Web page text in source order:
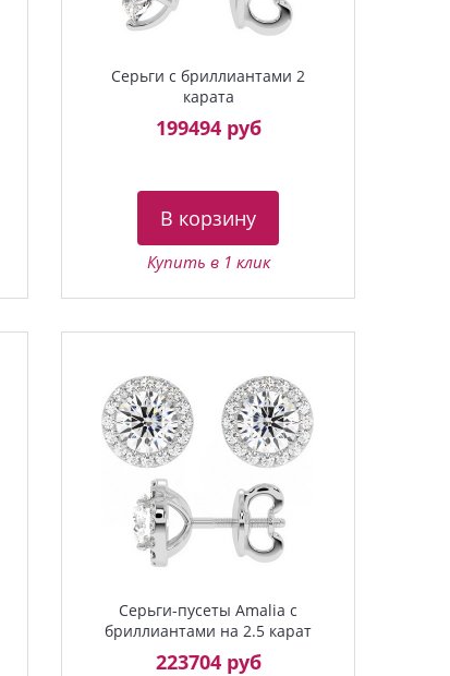
Серьги с бриллиантами 2
карата
199494 руб
В корзину
Купить в 1 клик
Серьги-пусеты Amalia с
бриллиантами на 2.5 карат
223704 руб